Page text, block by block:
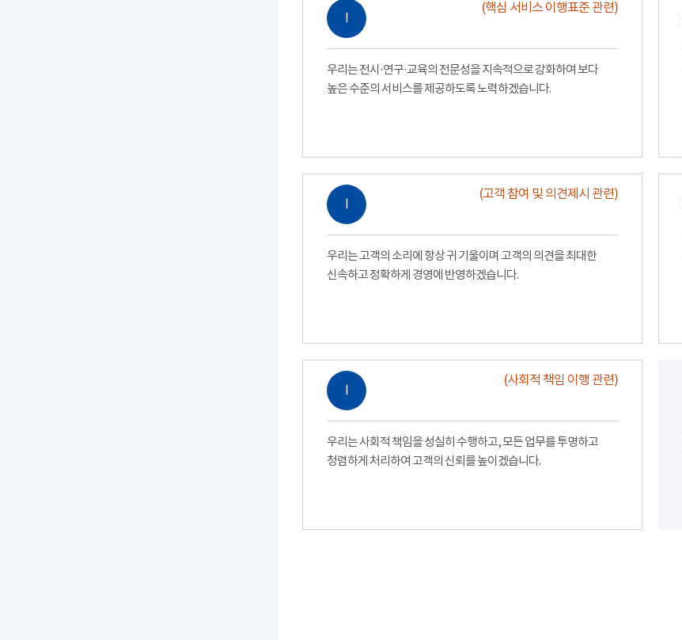
Ⅰ
(핵심 서비스 이행표준 관련)
우리는 전시·연구·교육의 전문성을 지속적으로 강화하여 보다
높은 수준의 서비스를 제공하도록 노력하겠습니다.
Ⅰ
(고객 참여 및 의견제시 관련)
우리는 고객의 소리에 항상 귀 기울이며 고객의 의견을 최대한
신속하고 정확하게 경영에 반영하겠습니다.
Ⅰ
(사회적 책임 이행 관련)
우리는 사회적 책임을 성실히 수행하고, 모든 업무를 투명하고
청렴하게 처리하여 고객의 신뢰를 높이겠습니다.